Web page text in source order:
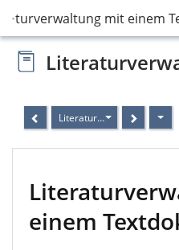
mit einem
Literaturverwaltung mit
einem